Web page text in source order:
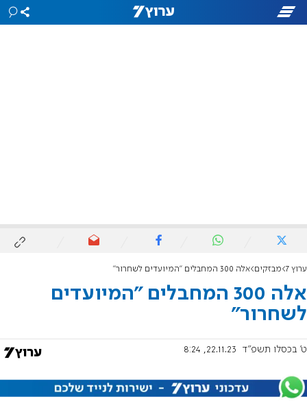
ערוץ 7 מבזקים אלה 300 המחבלים "המיועדים לשחרור"
אלה 300 המחבלים "המיועדים
לשחרור"
ט' בכסלו תשפ"ד 22.11.23, 8:24